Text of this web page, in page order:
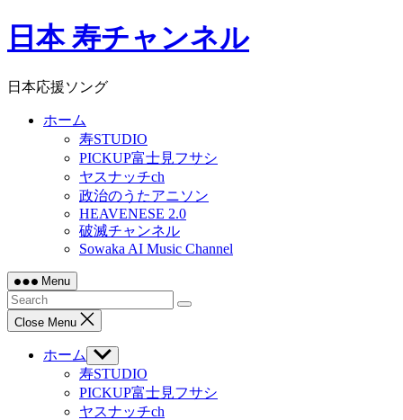
Skip
to日本 寿チャンネル
日本応援ソング
ホーム
寿STUDIO
PICKUP富士見フサシ
ヤスナッチch
政治のうたアニソン
HEAVENESE 2.0
破滅チャンネル
Sowaka AI Music Channel
Menu
Close Menu
ホーム
Show
sub
menu
寿STUDIO
PICKUP富士見フサシ
ヤスナッチch